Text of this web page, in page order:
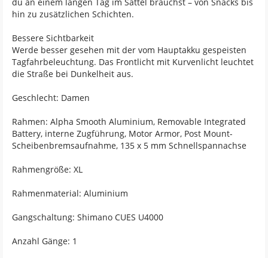
hin zu zusätzlichen Schichten.
Bessere Sichtbarkeit
Werde besser gesehen mit der vom Hauptakku gespeisten
Tagfahrbeleuchtung. Das Frontlicht mit Kurvenlicht leuchtet
die Straße bei Dunkelheit aus.
Geschlecht: Damen
Rahmen: Alpha Smooth Aluminium, Removable Integrated
Battery, interne Zugführung, Motor Armor, Post Mount-
Scheibenbremsaufnahme, 135 x 5 mm Schnellspannachse
Rahmengröße: XL
Rahmenmaterial: Aluminium
Gangschaltung: Shimano CUES U4000
Anzahl Gänge: 1